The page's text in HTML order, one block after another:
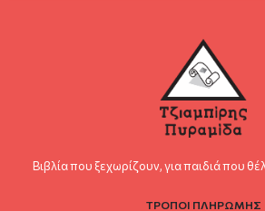
Βιβλία που ξεχωρίζουν, για παιδιά που
ΤΡΟΠΟΙ ΠΛΗΡΩΜΗΣ